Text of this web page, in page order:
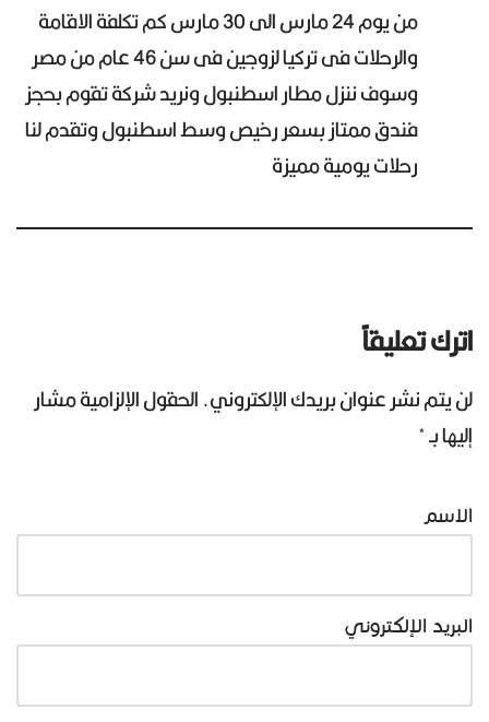
من يوم 24 مارس الى 30 مارس كم تكلفة الاقامة
والرحلات فى تركيا لزوجين فى سن 46 عام من مصر
وسوف ننزل مطار اسطنبول ونريد شركة تقوم بحجز
فندق ممتاز بسعر رخيص وسط اسطنبول وتقدم لنا
رحلات يومية مميزة
اترك تعليقاً
لن يتم نشر عنوان بريدك الإلكتروني.الحقول الإلزامية مشار
إليها بـ*
الاسم
البريد الإلكتروني